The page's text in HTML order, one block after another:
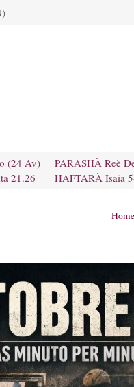
(24 Av)
21.26
PARASHÀ Reè
HAFTARÀ Isaia
Home